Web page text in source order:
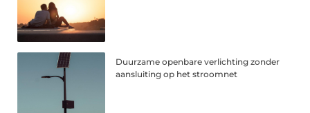
Duurzame openbare verlichting zonder
aansluiting op het stroomnet